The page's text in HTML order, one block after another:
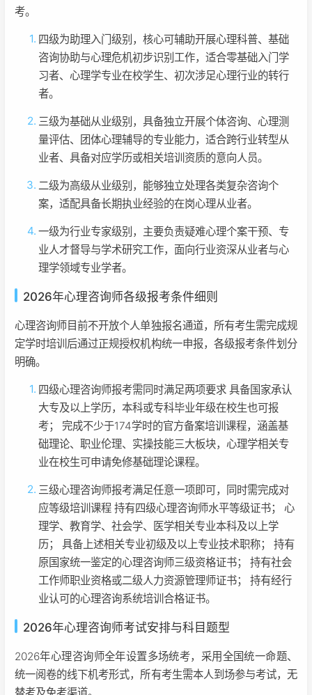
考。
四级为助理入门级别，核心可辅助开展心理科普、基础
咨询协助与心理危机初步识别工作，适合零基础入门学
习者、心理学专业在校学生、初次涉足心理行业的转行
者。
三级为基础从业级别，具备独立开展个体咨询、心理测
量评估、团体心理辅导的专业能力，适合跨行业转型从
业者、具备对应学历或相关培训资质的意向人员。
二级为高级从业级别，能够独立处理各类复杂咨询个
案，适配具备长期执业经验的在岗心理从业者。
一级为行业专家级别，主要负责疑难心理个案干预、专
业人才督导与学术研究工作，面向行业资深从业者与心
理学领域专业学者。
2026年心理咨询师各级报考条件细则
心理咨询师目前不开放个人单独报名通道，所有考生需完成规
定学时培训后通过正规授权机构统一申报，各级报考条件划分
明确。
四级心理咨询师报考需同时满足两项要求 具备国家承认
大专及以上学历，本科或专科毕业年级在校生也可报
考； 完成不少于174学时的官方备案培训课程，涵盖基
础理论、职业伦理、实操技能三大板块，心理学相关专
业在校生可申请免修基础理论课程。
三级心理咨询师报考满足任意一项即可，同时需完成对
应等级培训课程 持有四级心理咨询师水平等级证书； 心
理学、教育学、社会学、医学相关专业本科及以上学
历； 具备上述相关专业初级及以上专业技术职称； 持有
原国家统一鉴定的心理咨询师三级资格证书； 持有社会
工作师职业资格或二级人力资源管理师证书； 持有经行
业认可的心理咨询系统培训合格证书。
2026年心理咨询师考试安排与科目题型
2026年心理咨询师全年设置多场统考，采用全国统一命题、
统一阅卷的线下机考形式，所有考生需本人到场参与考试，无
替考及免考渠道。